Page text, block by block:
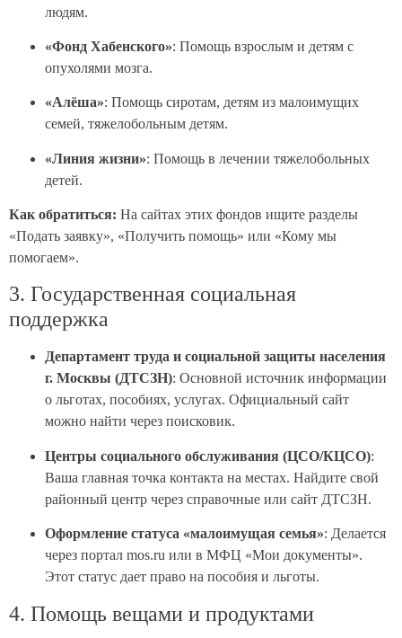
людям.
«Фонд Хабенского»: Помощь взрослым и детям с
опухолями мозга.
«Алёша»: Помощь сиротам, детям из малоимущих
семей, тяжелобольным детям.
«Линия жизни»: Помощь в лечении тяжелобольных
детей.
Как обратиться: На сайтах этих фондов ищите разделы
«Подать заявку», «Получить помощь» или «Кому мы
помогаем».
3. Государственная социальная
поддержка
Департамент труда и социальной защиты населения
г. Москвы (ДТСЗН): Основной источник информации
о льготах, пособиях, услугах. Официальный сайт
можно найти через поисковик.
Центры социального обслуживания (ЦСО/КЦСО):
Ваша главная точка контакта на местах. Найдите свой
районный центр через справочные или сайт ДТСЗН.
Оформление статуса «малоимущая семья»: Делается
через портал mos.ru или в МФЦ «Мои документы».
Этот статус дает право на пособия и льготы.
4. Помощь вещами и продуктами